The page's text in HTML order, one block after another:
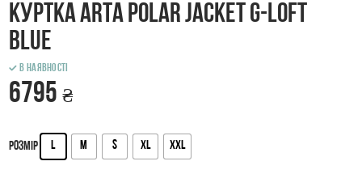
Куртка ARTA Polar Jacket G-Loft
Blue
В наявності
6795 ₴
Розмір L M S XL XXL